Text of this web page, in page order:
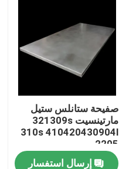
صفيحة ستانلس ستيل
مارتينسيت 321309s
310s 410420430904l
2205
إرسال استفسار